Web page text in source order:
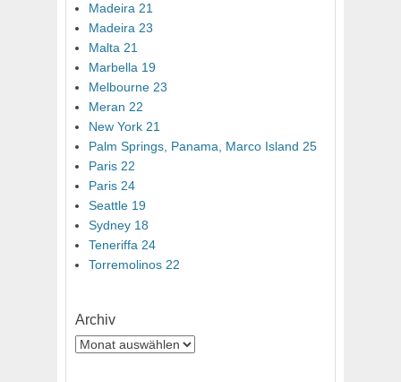
Madeira 21
Madeira 23
Malta 21
Marbella 19
Melbourne 23
Meran 22
New York 21
Palm Springs, Panama, Marco Island 25
Paris 22
Paris 24
Seattle 19
Sydney 18
Teneriffa 24
Torremolinos 22
Archiv
Archiv